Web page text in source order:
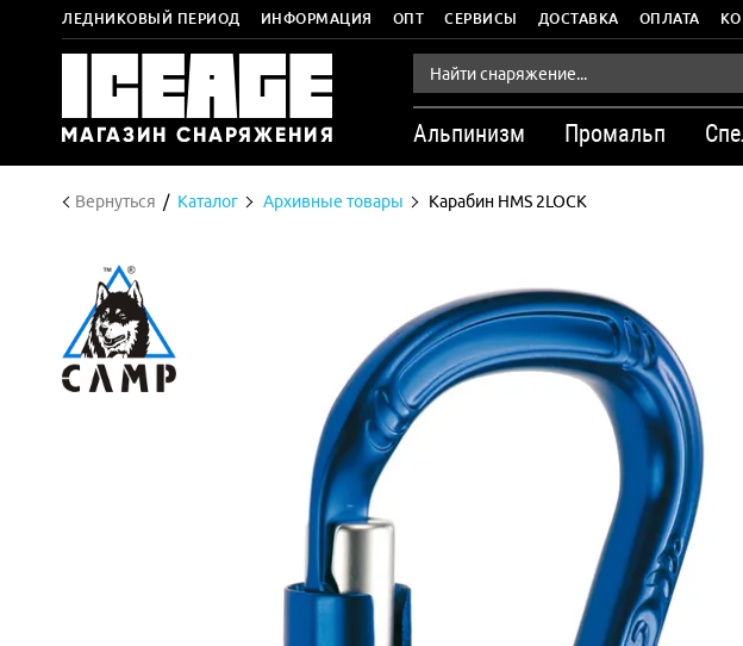
ЛЕДНИКОВЫЙ ПЕРИОД ИНФОРМАЦИЯ ОПТ СЕРВИСЫ ДОСТАВКА ОПЛАТА
Альпинизм Промальп
Вернуться Каталог Архивные товары Карабин HMS 2LOCK